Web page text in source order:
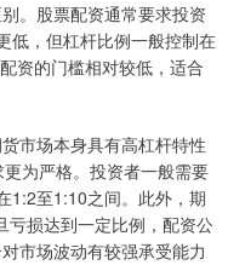
。股票配资通常要求投资
低，但杠杆比例一般控制在
资的门槛相对较低，适合
市场本身具有高杠杆特性
更为严格。投资者一般需要
1:2至1:10之间。此外，期
亏损达到一定比例，配资公
市场波动有较强承受能力